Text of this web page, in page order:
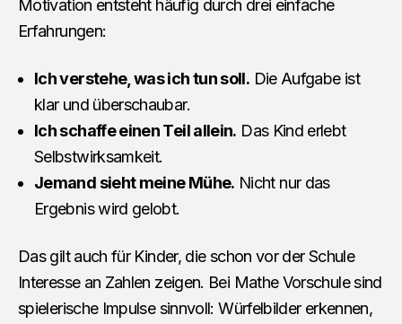
Motivation entsteht häufig durch drei einfache
Erfahrungen:
Ich verstehe, was ich tun soll. Die Aufgabe ist
klar und überschaubar.
Ich schaffe einen Teil allein. Das Kind erlebt
Selbstwirksamkeit.
Jemand sieht meine Mühe. Nicht nur das
Ergebnis wird gelobt.
Das gilt auch für Kinder, die schon vor der Schule
Interesse an Zahlen zeigen. Bei Mathe Vorschule sind
spielerische Impulse sinnvoll: Würfelbilder erkennen,